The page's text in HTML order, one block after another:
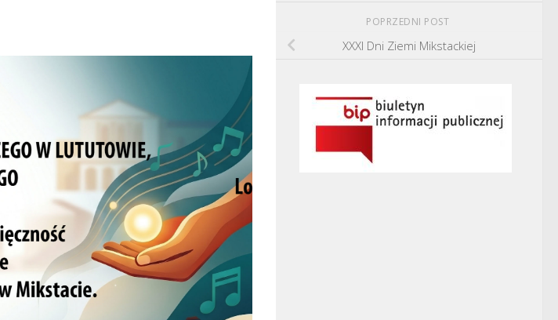
POPRZEDNI POST
XXXI Dni Ziemi Mikstackiej